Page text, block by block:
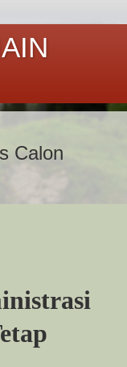
Calon